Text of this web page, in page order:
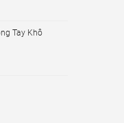
Tay Khô